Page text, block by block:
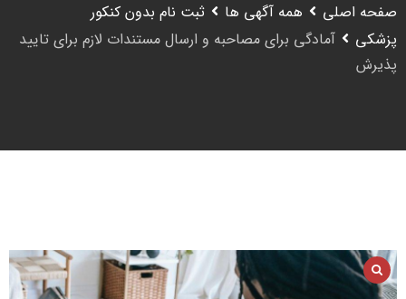
صفحه اصلی همه آگهی ها
ثبت نام بدون کنکور
پزشکی
آمادگی برای مصاحبه و ارسال مستندات لازم برای تایید
پذیرش